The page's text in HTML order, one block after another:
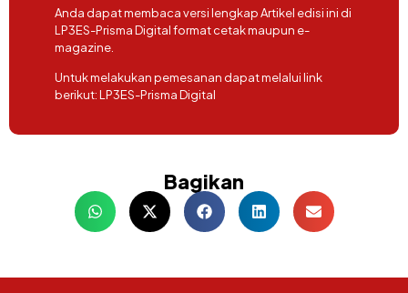
Anda dapat membaca versi lengkap Artikel edisi ini di
LP3ES-Prisma Digital format cetak maupun e-
magazine.
Untuk melakukan pemesanan dapat melalui link
berikut:LP3ES-Prisma Digital
Bagikan